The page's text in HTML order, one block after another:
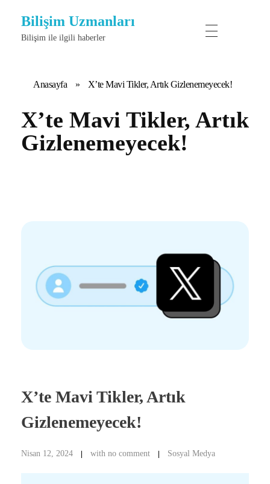
Bilişim Uzmanları
Bilişim ile ilgili haberler
Anasayfa » X’te Mavi Tikler, Artık Gizlenemeyecek!
X’te Mavi Tikler, Artık
Gizlenemeyecek!
X’te Mavi Tikler, Artık
Gizlenemeyecek!
Nisan 12, 2024 with no comment Sosyal Medya